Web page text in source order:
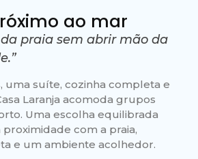
ao mar
praia sem abrir mão da
uma suíte, cozinha completa e
Laranja acomoda grupos
Uma escolha equilibrada
com a praia,
e um ambiente acolhedor.